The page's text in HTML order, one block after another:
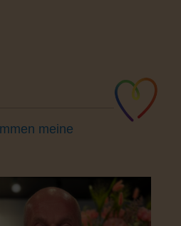
meine